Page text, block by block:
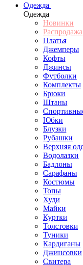
Одежда
Одежда
Новинки
Распродажа
Платья
Джемперы
Кофты
Джинсы
Футболки
Комплекты
Брюки
Штаны
Юбки
Блузки
Рубашки
Верхняя
Водолазки
Бадлоны
Сарафаны
Костюмы
Топы
Худи
Майки
Куртки
Толстовки
Туники
Кардиганы
Джинсовки
Свитера